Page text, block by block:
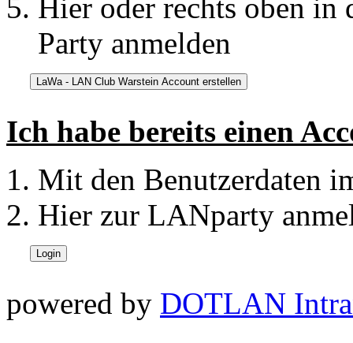
Hier oder rechts oben
Party anmelden
Ich habe bereits einen
Mit den Benutzerdaten
Hier zur LANparty
powered by DOTLAN